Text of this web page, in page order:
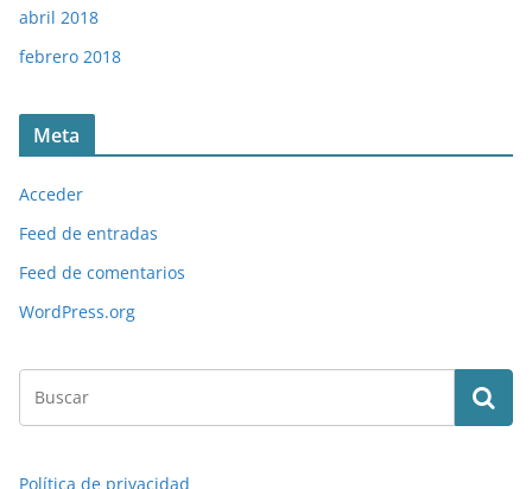
abril 2018
febrero 2018
Meta
Acceder
Feed de entradas
Feed de comentarios
WordPress.org
Política de privacidad